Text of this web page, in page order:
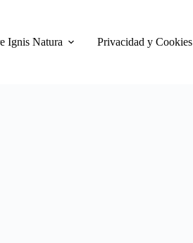
Ignis Natura Privacidad y Cookies